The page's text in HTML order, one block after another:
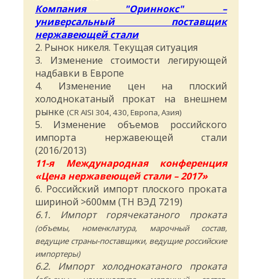
Компания "Ориннокс" –
универсальный поставщик
нержавеющей стали
2. Рынок никеля. Текущая ситуация
3. Изменение стоимости легирующей
надбавки в Европе
4. Изменение цен на плоский
холоднокатаный прокат на внешнем
рынке (CR AISI 304, 430, Европа, Азия)
5. Изменение объемов российского
импорта нержавеющей стали
(2016/2013)
11-я Международная конференция
«Цена нержавеющей стали – 2017»
6. Российский импорт плоского проката
шириной >600мм (ТН ВЭД 7219)
6.1. Импорт горячекатаного проката
(объемы, номенклатура, марочный состав,
ведущие страны-поставщики, ведущие российские
импортеры)
6.2. Импорт холоднокатаного проката